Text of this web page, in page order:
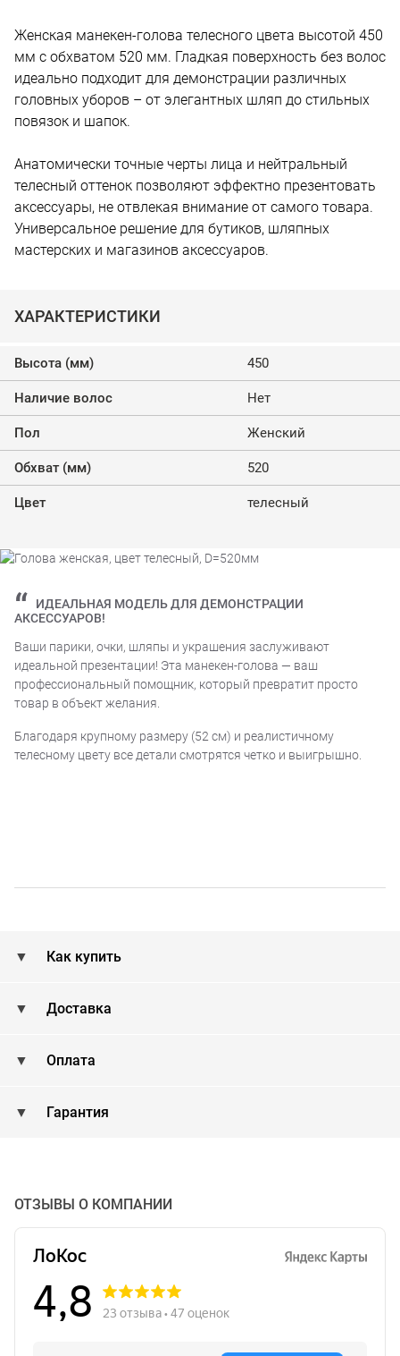
Женская манекен-голова телесного цвета высотой 450
мм с обхватом 520 мм. Гладкая поверхность без волос
идеально подходит для демонстрации различных
головных уборов – от элегантных шляп до стильных
повязок и шапок.
Анатомически точные черты лица и нейтральный
телесный оттенок позволяют эффектно презентовать
аксессуары, не отвлекая внимание от самого товара.
Универсальное решение для бутиков, шляпных
мастерских и магазинов аксессуаров.
ХАРАКТЕРИСТИКИ
Высота (мм) 450
Наличие волос Нет
Пол Женский
Обхват (мм) 520
Цвет телесный
ИДЕАЛЬНАЯ МОДЕЛЬ ДЛЯ ДЕМОНСТРАЦИИ
АКСЕССУАРОВ!
Ваши парики, очки, шляпы и украшения заслуживают
идеальной презентации! Эта манекен-голова — ваш
профессиональный помощник, который превратит просто
товар в объект желания.
Благодаря крупному размеру (52 см) и реалистичному
телесному цвету все детали смотрятся четко и выигрышно.
Как купить
Доставка
Оплата
Гарантия
ОТЗЫВЫ О КОМПАНИИ